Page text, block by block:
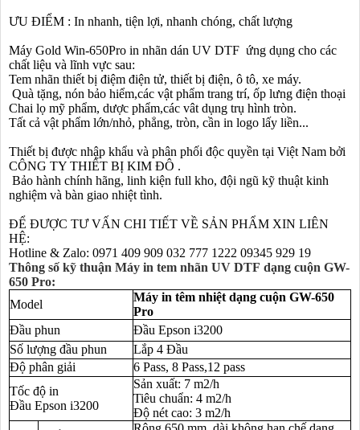
ƯU ĐIỂM : In nhanh, tiện lợi, nhanh chóng, chất lượng
Máy Gold Win-650Pro in nhãn dán UV DTF ứng dụng cho các
chất liệu và lĩnh vực sau:
Tem nhãn thiết bị điệm điện tử, thiết bị điện, ô tô, xe máy.
Quà tặng, nón bảo hiểm,các vật phẩm trang trí, ốp lưng điện thoại
Chai lọ mỹ phẩm, dược phẩm,các vât dụng trụ hình tròn.
Tất cả vật phẩm lớn/nhỏ, phẳng, tròn, cần in logo lấy liền...
Thiết bị được nhập khẩu và phân phối độc quyền tại Việt Nam bởi
CÔNG TY THIẾT BỊ KIM ĐÔ .
Bảo hành chính hãng, linh kiện full kho, đội ngũ kỹ thuật kinh
nghiệm và bàn giao nhiệt tình.
ĐỂ ĐƯỢC TƯ VẤN CHI TIẾT VỀ SẢN PHẨM XIN LIÊN
HỆ:
Hotline & Zalo: 0971 409 909 032 777 1222 09345 929 19
Thông số kỹ thuận Máy in tem nhãn UV DTF dạng cuộn GW-
650 Pro:
Model
Máy in têm nhiệt dạng cuộn GW-650
Pro
Đầu phun
Đầu Epson i3200
Số lượng đầu phun
Lắp 4 Đầu
Độ phân giải
6 Pass, 8 Pass,12 pass
Tốc độ in
Đầu Epson i3200
Sản xuất: 7 m2/h
Tiêu chuẩn: 4 m2/h
Độ nét cao: 3 m2/h